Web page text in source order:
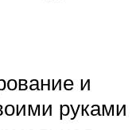
и
руками